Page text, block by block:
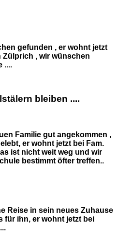
gefunden , er wohnt jetzt
Zülprich , wir wünschen
....
bleiben ....
Familie gut angekommen ,
er wohnt jetzt bei Fam.
ist nicht weit weg und wir
bestimmt öfter treffen..
Reise in sein neues Zuhause
für ihn, er wohnt jetzt bei